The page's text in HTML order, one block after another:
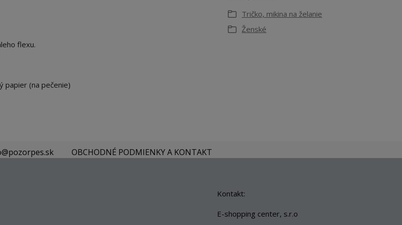
flexu.
papier (na pečenie)
Tričko, mikina na želanie
Ženské
OBCHODNÉ PODMIENKY A KONTAKT
Kontakt:
E-shopping center, s.r.o